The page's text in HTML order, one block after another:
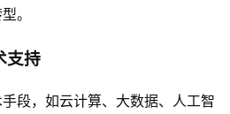
。
支持
段，如云计算、大数据、人工智